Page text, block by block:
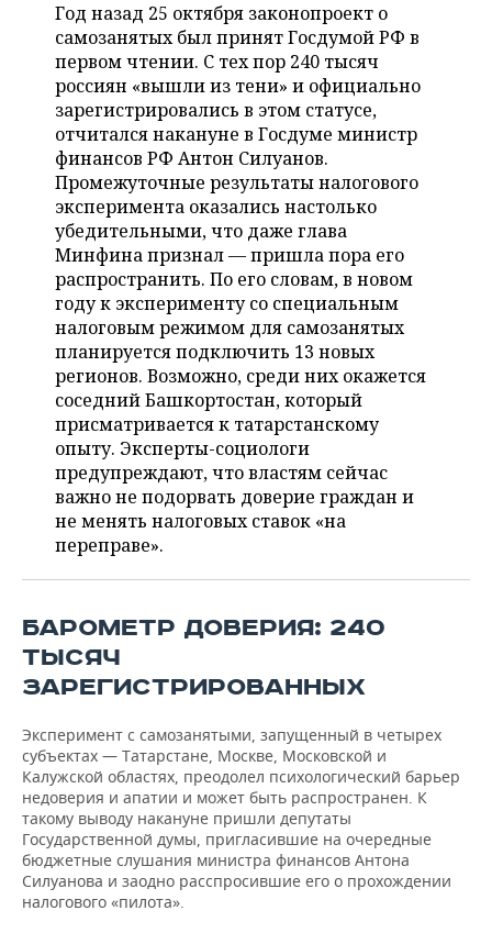
КОМУ ПРИНАДЛЕЖАТ
ТОРГОВЫЕ ЦЕНТРЫ
ТАТАРСТАНА
БЮДЖЕТ
ИНВЕСТИЦИИ
МАШИНОСТРОЕНИЕ
НЕФТЕХИМИЯ
НЕФТЬ
ОПК
ЭНЕРГЕТИКА
НОВОСТИ АВТО
БИЗНЕС
НОВОСТИ БИЗНЕСА
РОЗНИЧНАЯ ТОРГОВЛЯ
ТРАНСПОРТ
УСЛУГИ
ТЕХНОЛОГИИ
НОВОСТИ ТЕХНОЛОГИЙ
МЕДИА
ТЕЛЕКОММУНИКАЦИИ
МЕРОПРИЯТИЯ
НОВОСТИ МЕРОПРИЯТИЙ
ВЫЕЗДНАЯ РЕДАКЦИЯ
БИЗНЕС-БРАНЧИ
ONLINE-КОНФЕРЕНЦИИ
ОТКРЫТАЯ ЛЕКЦИЯ
СПОРТ
НОВОСТИ СПОРТА
ФУТБОЛ
ХОККЕЙ
БАСКЕТБОЛ
ВОЛЕЙБОЛ
КИБЕРСПОРТ
ФИГУРНОЕ КАТАНИЕ
ВОДНЫЕ ВИДЫ СПОРТА
ХОККЕЙ С МЯЧОМ
ОБЩЕСТВО
НОВОСТИ ОБЩЕСТВА
ВЛАСТЬ
ИНФРАСТРУКТУРА
ИСТОРИЯ
КУЛЬТУРА
МЕДИЦИНА
ОБРАЗОВАНИЕ
ПРОИСШЕСТВИЯ
ФОТОГАЛЕРЕЯ
СЮЖЕТЫ
СПРАВОЧНИК
СПИСОК ПЕРСОН
СПИСОК КОМПАНИЙ
ПОЛНАЯ ВЕРСИЯ
Год назад 25 октября законопроект о
самозанятых был принят Госдумой РФ в
первом чтении. С тех пор 240 тысяч
россиян «вышли из тени» и официально
зарегистрировались в этом статусе,
отчитался накануне в Госдуме министр
финансов РФ Антон Силуанов.
Промежуточные результаты налогового
эксперимента оказались настолько
убедительными, что даже глава
Минфина признал — пришла пора его
распространить. По его словам, в новом
году к эксперименту со специальным
налоговым режимом для самозанятых
планируется подключить 13 новых
регионов. Возможно, среди них окажется
соседний Башкортостан, который
присматривается к татарстанскому
опыту. Эксперты-социологи
предупреждают, что властям сейчас
важно не подорвать доверие граждан и
не менять налоговых ставок «на
переправе».
БАРОМЕТР ДОВЕРИЯ: 240
ТЫСЯЧ
ЗАРЕГИСТРИРОВАННЫХ
Эксперимент с самозанятыми, запущенный в четырех
субъектах — Татарстане, Москве, Московской и
Калужской областях, преодолел психологический барьер
недоверия и апатии и может быть распространен. К
такому выводу накануне пришли депутаты
Государственной думы, пригласившие на очередные
бюджетные слушания министра финансов Антона
Силуанова и заодно расспросившие его о прохождении
налогового «пилота».